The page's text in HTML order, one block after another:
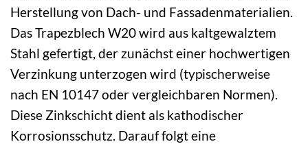
Herstellung von Dach- und Fassadenmaterialien.
Das Trapezblech W20 wird aus kaltgewalztem
Stahl gefertigt, der zunächst einer hochwertigen
Verzinkung unterzogen wird (typischerweise
nach EN 10147 oder vergleichbaren Normen).
Diese Zinkschicht dient als kathodischer
Korrosionsschutz. Darauf folgt eine